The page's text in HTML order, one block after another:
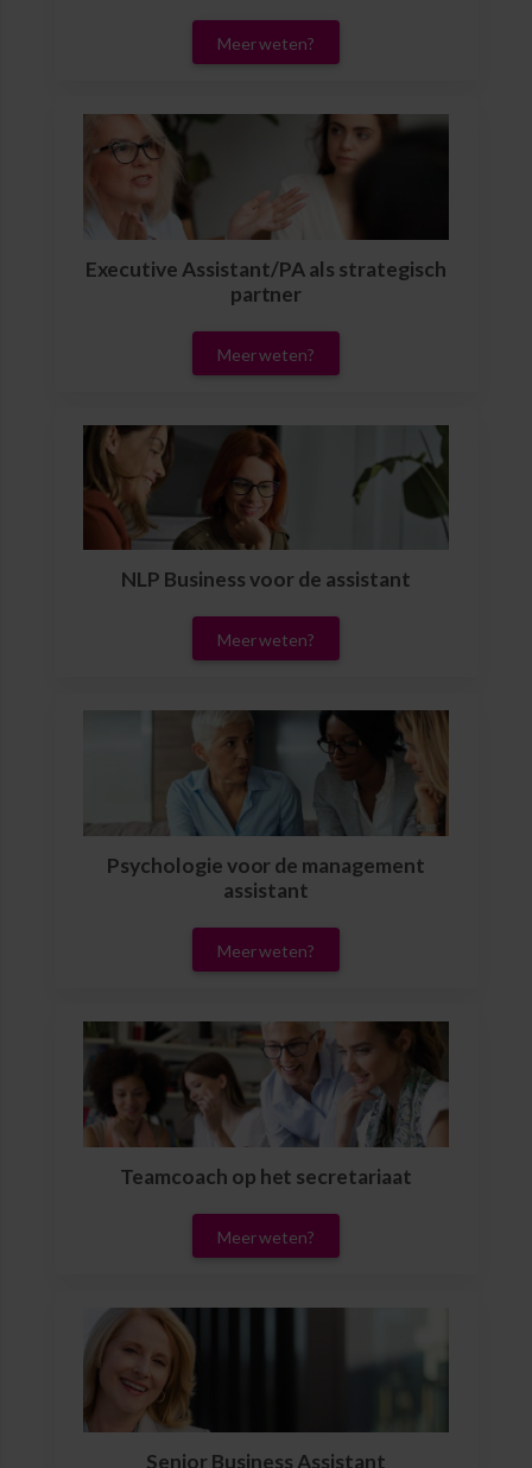
Meer weten?
Executive Assistant/PA als strategisch
partner
Meer weten?
NLP Business voor de assistant
Meer weten?
Psychologie voor de management
assistant
Meer weten?
Teamcoach op het secretariaat
Meer weten?
Senior Business Assistant